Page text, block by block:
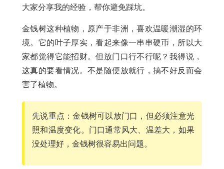
大家分享我的经验，帮你避免踩坑。
金钱树这种植物，原产于非洲，喜欢温暖潮湿的环
境。它的叶子厚实，看起来像一串串硬币，所以大
家都觉得它能招财。但放门口行不行呢？我得说，
这真的要看情况。不是随便放就行，搞不好反而会
害了植物。
先说重点：金钱树可以放门口，但必须注意光
照和温度变化。门口通常风大、温差大，如果
没处理好，金钱树很容易出问题。